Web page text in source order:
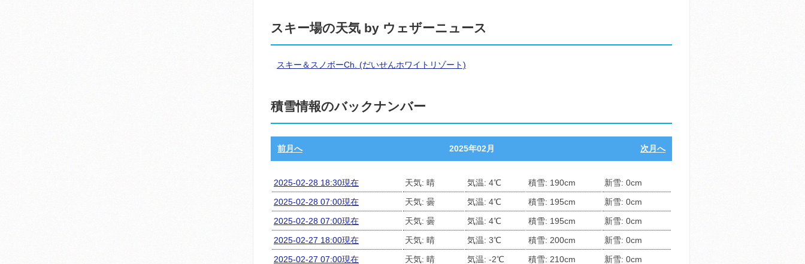
スキー場の天気 by ウェザーニュース
スキー＆スノボーCh. (だいせんホワイトリゾート)
積雪情報のバックナンバー
前月へ 2025年02月 次月へ
2025-02-28 18:30現在 天気: 晴 気温: 4℃ 積雪: 190cm
新雪: 0cm
2025-02-28 07:00現在
天気: 曇 気温: 4℃ 積雪: 195cm
新雪: 0cm
2025-02-28 07:00現在
天気: 曇 気温: 4℃ 積雪: 195cm
新雪: 0cm
2025-02-27 18:00現在
天気: 晴 気温: 3℃ 積雪: 200cm
新雪: 0cm
2025-02-27 07:00現在
天気: 晴 気温: -2℃ 積雪: 210cm
新雪: 0cm